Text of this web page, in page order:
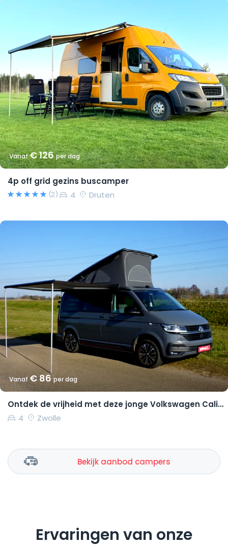
Vanaf€ 126per dag
4p off grid gezins buscamper
(2) 4 Druten
Vanaf€ 86per dag
Ontdek de vrijheid met deze jonge Volkswagen California Coast
4
Zwolle
Bekijk aanbod campers
Ervaringen van onze